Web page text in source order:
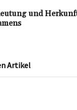
und
Artikel